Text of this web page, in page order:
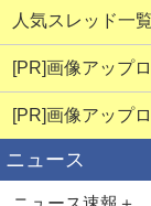
人気スレッド一
[PR]画像アップ
[PR]画像アップ
ニュース